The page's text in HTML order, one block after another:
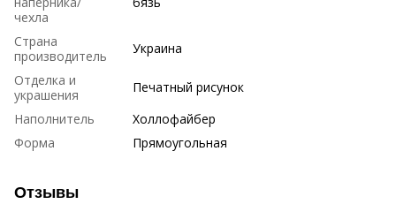
чехла
Страна
производитель
Украина
Отделка и
украшения
Печатный рисунок
Наполнитель
Холлофайбер
Форма
Прямоугольная
Отзывы